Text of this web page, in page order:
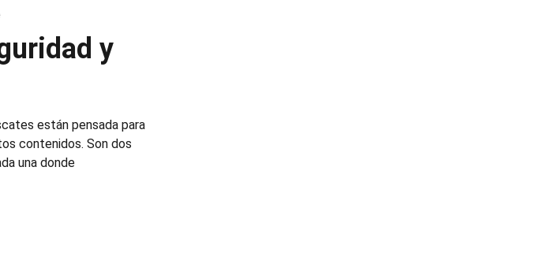
y
están pensada para
contenidos. Son dos
una donde